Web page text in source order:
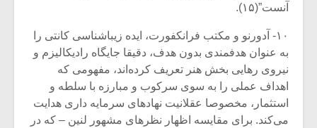
آنست”(۱۵).
۱۰- آدورنو و مکتب فرانکفورت، ایده زیباشناسی کانتی را
به عنوان هدفمندی بدون هدف، دقیقا جایگاه رادیکالیزم و
نیروی رهایی بخش هنر تعریف کرده‌اند، مفهومی که
اهداف عملی را به سوی سرکوب و مبارزه با سلطه و
استثمار، مخصوصا عقلانیت نهادهای سرمایه داری هدایت
می‌کند. برای مقایسه اظهار نظرهای مشهور لنین – که در
یادداشتی بر موسیقی
متن فیلم «متری
شیش و نیم»
برگزار